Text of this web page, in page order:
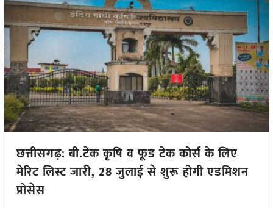
छत्तीसगढ़: बी.टेक कृषि व फूड टेक कोर्स के लिए
मेरिट लिस्ट जारी, 28 जुलाई से शुरू होगी एडमिशन
प्रोसेस